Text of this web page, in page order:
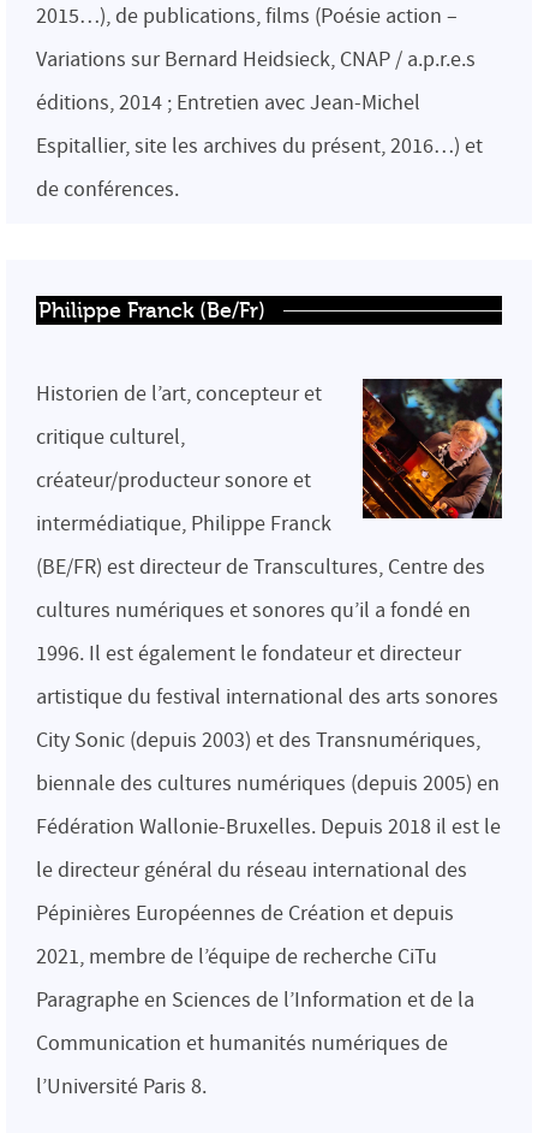
2015…), de publications, films (Poésie action –
Variations sur Bernard Heidsieck, CNAP / a.p.r.e.s
éditions, 2014 ; Entretien avec Jean-Michel
Espitallier, site les archives du présent, 2016…) et
de conférences.
Philippe Franck (Be/Fr)
Historien de l’art, concepteur et
critique culturel,
créateur/producteur sonore et
intermédiatique, Philippe Franck
(BE/FR) est directeur de Transcultures, Centre des
cultures numériques et sonores qu’il a fondé en
1996. Il est également le fondateur et directeur
artistique du festival international des arts sonores
City Sonic (depuis 2003) et des Transnumériques,
biennale des cultures numériques (depuis 2005) en
Fédération Wallonie-Bruxelles. Depuis 2018 il est le
le directeur général du réseau international des
Pépinières Européennes de Création et depuis
2021, membre de l’équipe de recherche CiTu
Paragraphe en Sciences de l’Information et de la
Communication et humanités numériques de
l’Université Paris 8.